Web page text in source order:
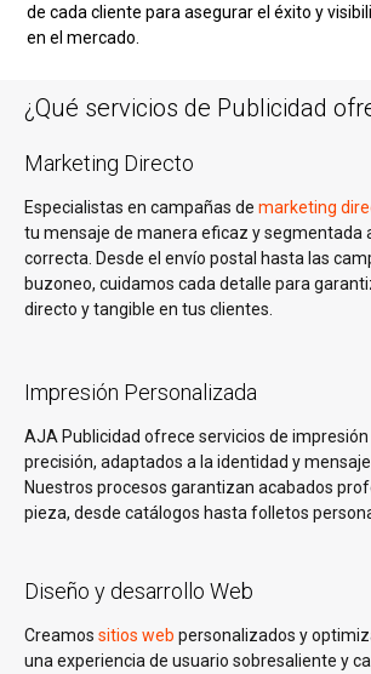
de cada cliente para asegurar el éxito y
en el mercado.
¿Qué servicios de Publicidad
Marketing Directo
Especialistas en campañas de marketing
tu mensaje de manera eficaz y segmentada
correcta. Desde el envío postal hasta las
buzoneo, cuidamos cada detalle para
directo y tangible en tus clientes.
Impresión Personalizada
AJA Publicidad ofrece servicios de
precisión, adaptados a la identidad y
Nuestros procesos garantizan acabados
pieza, desde catálogos hasta folletos
Diseño y desarrollo Web
Creamos sitios web personalizados y
una experiencia de usuario sobresaliente y